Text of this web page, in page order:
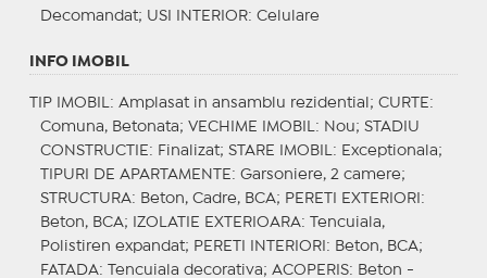
Decomandat; USI INTERIOR: Celulare
INFO IMOBIL
TIP IMOBIL : Amplasat in ansamblu rezidential; CURTE :
Comuna, Betonata; VECHIME IMOBIL : Nou; STADIU
CONSTRUCTIE : Finalizat; STARE IMOBIL : Exceptionala;
TIPURI DE APARTAMENTE : Garsoniere, 2 camere;
STRUCTURA: Beton, Cadre, BCA; PERETI EXTERIORI :
Beton, BCA;
IZOLATIE EXTERIOARA: Tencuiala,
Polistiren expandat; PERETI INTERIORI : Beton, BCA;
FATADA: Tencuiala decorativa; ACOPERIS: Beton -